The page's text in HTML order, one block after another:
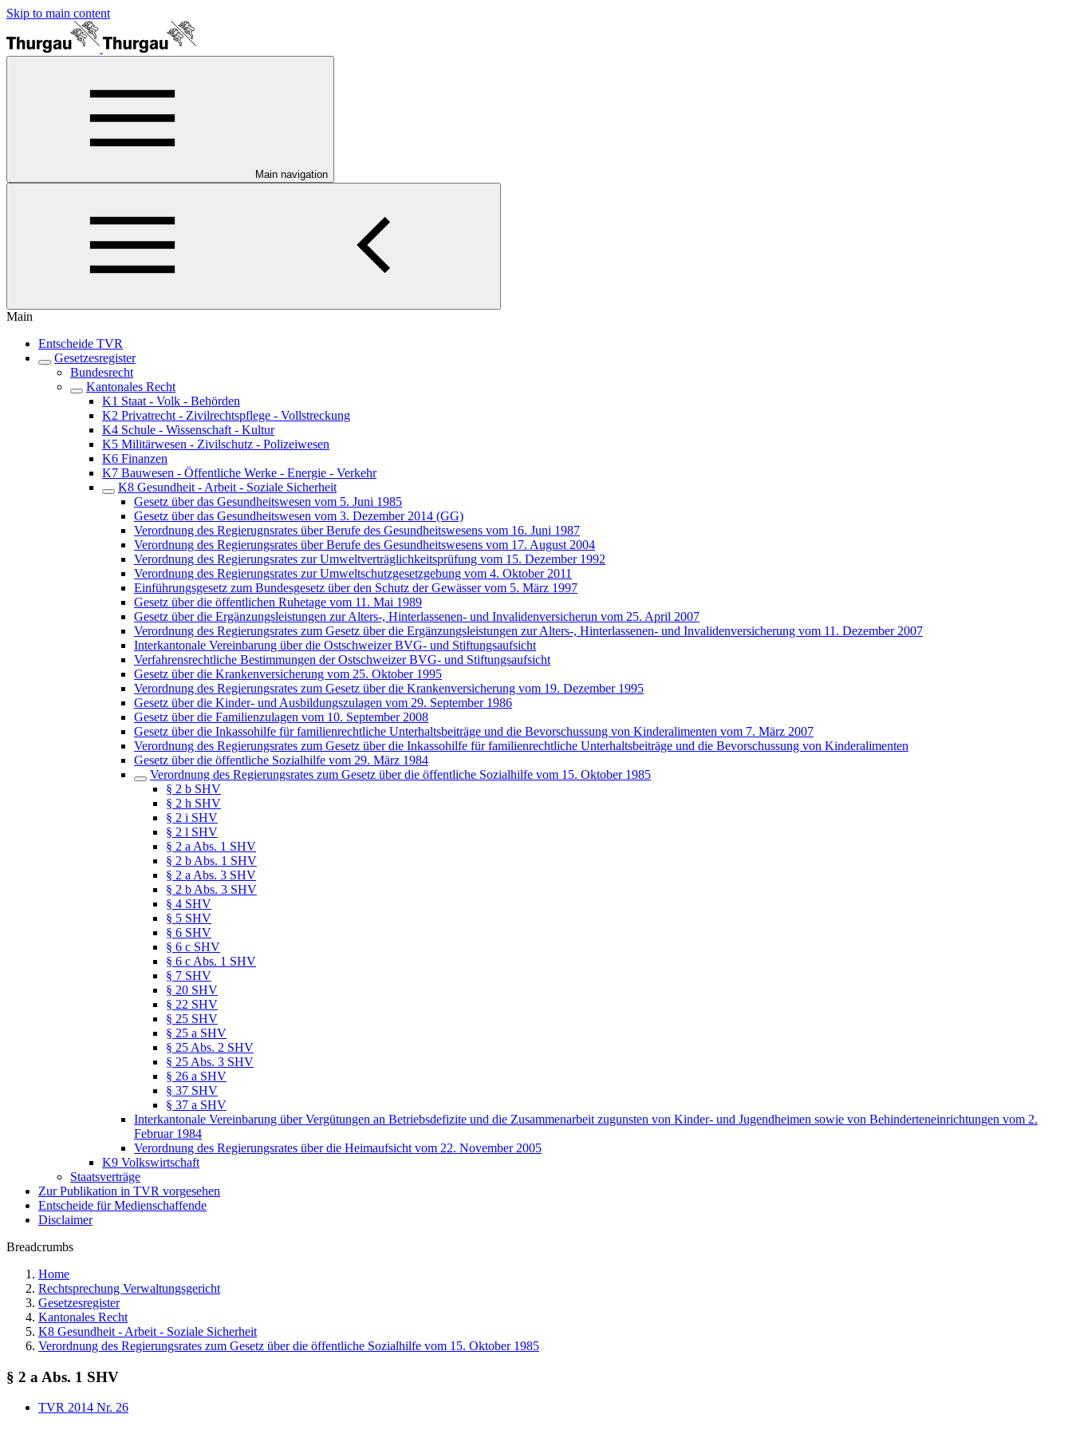
Skip to main content
Main navigation
Main
Entscheide TVR
Gesetzesregister
Bundesrecht
Kantonales Recht
K1 Staat - Volk - Behörden
K2 Privatrecht - Zivilrechtspflege - Vollstreckung
K4 Schule - Wissenschaft - Kultur
K5 Militärwesen - Zivilschutz - Polizeiwesen
K6 Finanzen
K7 Bauwesen - Öffentliche Werke - Energie - Verkehr
K8 Gesundheit - Arbeit - Soziale Sicherheit
Gesetz über das Gesundheitswesen vom 5. Juni 1985
Gesetz über das Gesundheitswesen vom 3. Dezember 2014 (GG)
Verordnung des Regierugnsrates über Berufe des Gesundheitswesens vom 16. Juni 1987
Verordnung des Regierungsrates über Berufe des Gesundheitswesens vom 17. August 2004
Verordnung des Regierungsrates zur Umweltverträglichkeitsprüfung vom 15. Dezember 1992
Verordnung des Regierungsrates zur Umweltschutzgesetzgebung vom 4. Oktober 2011
Einführungsgesetz zum Bundesgesetz über den Schutz der Gewässer vom 5. März 1997
Gesetz über die öffentlichen Ruhetage vom 11. Mai 1989
Gesetz über die Ergänzungsleistungen zur Alters-, Hinterlassenen- und Invalidenversicherun vom 25. April 2007
Verordnung des Regierungsrates zum Gesetz über die Ergänzungsleistungen zur Alters-, Hinterlassenen- und Invalidenversicherung vom 11. Dezember 2007
Interkantonale Vereinbarung über die Ostschweizer BVG- und Stiftungsaufsicht
Verfahrensrechtliche Bestimmungen der Ostschweizer BVG- und Stiftungsaufsicht
Gesetz über die Krankenversicherung vom 25. Oktober 1995
Verordnung des Regierungsrates zum Gesetz über die Krankenversicherung vom 19. Dezember 1995
Gesetz über die Kinder- und Ausbildungszulagen vom 29. September 1986
Gesetz über die Familienzulagen vom 10. September 2008
Gesetz über die Inkassohilfe für familienrechtliche Unterhaltsbeiträge und die Bevorschussung von Kinderalimenten vom 7. März 2007
Verordnung des Regierungsrates zum Gesetz über die Inkassohilfe für familienrechtliche Unterhaltsbeiträge und die Bevorschussung von Kinderalimenten
Gesetz über die öffentliche Sozialhilfe vom 29. März 1984
Verordnung des Regierungsrates zum Gesetz über die öffentliche Sozialhilfe vom 15. Oktober 1985
§ 2 b SHV
§ 2 h SHV
§ 2 i SHV
§ 2 l SHV
§ 2 a Abs. 1 SHV
§ 2 b Abs. 1 SHV
§ 2 a Abs. 3 SHV
§ 2 b Abs. 3 SHV
§ 4 SHV
§ 5 SHV
§ 6 SHV
§ 6 c SHV
§ 6 c Abs. 1 SHV
§ 7 SHV
§ 20 SHV
§ 22 SHV
§ 25 SHV
§ 25 a SHV
§ 25 Abs. 2 SHV
§ 25 Abs. 3 SHV
§ 26 a SHV
§ 37 SHV
§ 37 a SHV
Interkantonale Vereinbarung über Vergütungen an Betriebsdefizite und die Zusammenarbeit zugunsten von Kinder- und Jugendheimen sowie von Behinderteneinrichtungen vom 2.
Februar 1984
Verordnung des Regierungsrates über die Heimaufsicht vom 22. November 2005
K9 Volkswirtschaft
Staatsverträge
Zur Publikation in TVR vorgesehen
Entscheide für Medienschaffende
Disclaimer
Breadcrumbs
Home
Rechtsprechung Verwaltungsgericht
Gesetzesregister
Kantonales Recht
K8 Gesundheit - Arbeit - Soziale Sicherheit
Verordnung des Regierungsrates zum Gesetz über die öffentliche Sozialhilfe vom 15. Oktober 1985
§ 2 a Abs. 1 SHV
TVR 2014 Nr. 26